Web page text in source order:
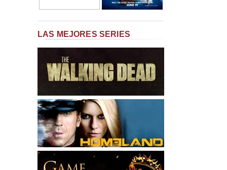
LAS MEJORES SERIES